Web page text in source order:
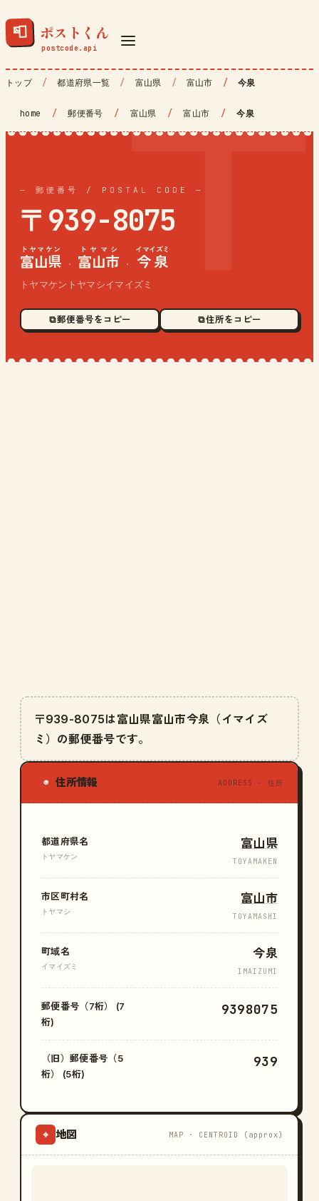
📮 ポストくん
トップ 都道府県一覧 富山県 富山市 今泉
home / 郵便番号 / 富山県 / 富山市 / 今泉
— 郵便番号 / POSTAL CODE —
〒939-8075
富山県
トヤマケン
· 富山市
トヤマシ
· 今泉
イマイズミ
トヤマケントヤマシイマイズミ
⧉ 郵便番号をコピー ⧉ 住所をコピー
〒939-8075は富山県富山市今泉（イマイズ
ミ）の郵便番号です。
◉ 住所情報 ADDRESS · 住所
都道府県名
トヤマケン
富山県
TOYAMAKEN
市区町村名
トヤマシ
富山市
TOYAMASHI
町域名
イマイズミ
今泉
IMAIZUMI
郵便番号（7桁） (7
桁)
9398075
（旧）郵便番号（5
桁） (5桁)
939
⌖ 地図 MAP · CENTROID (approx)